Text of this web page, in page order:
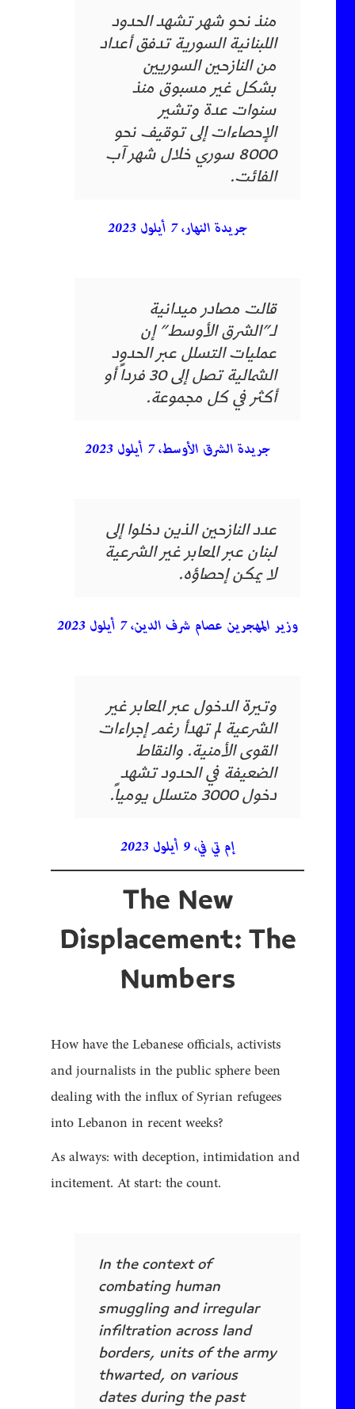
منذ نحو شهر تشهد الحدود
اللبنانية السورية تدفق أعداد
من النازحين السوريين
بشكل غير مسبوق منذ
سنوات عدة وتشير
الإحصاءات إلى توقيف نحو
8000 سوري خلال شهر آب
الفائت.
جريدة النهار، 7 أيلول 2023
قالت مصادر ميدانية
لـ”الشرق الأوسط” إن
عمليات التسلل عبر الحدود
الشمالية تصل إلى 30 فرداً أو
أكثر في كل مجموعة.
جريدة الشرق الأوسط، 7 أيلول 2023
عدد النازحين الذين دخلوا إلى
لبنان عبر المعابر غير الشرعية
لا يمكن إحصاؤه.
وزير المهجرين عصام شرف الدين، 7 أيلول 2023
وتيرة الدخول عبر المعابر غير
الشرعية لم تهدأ رغم إجراءات
القوى الأمنية. والنقاط
الضعيفة في الحدود تشهد
دخول 3000 متسلل يومياً.
إم تي في، 9 أيلول 2023
The New
Displacement: The
Numbers
How have the Lebanese officials, activists
and journalists in the public sphere been
dealing with the influx of Syrian refugees
into Lebanon in recent weeks?
As always: with deception, intimidation and
incitement. At start: the count.
In the context of
combating human
smuggling and irregular
infiltration across land
borders, units of the army
thwarted, on various
dates during the past